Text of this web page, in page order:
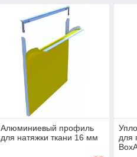
Алюминиевый профиль
для натяжки ткани 16 мм
для